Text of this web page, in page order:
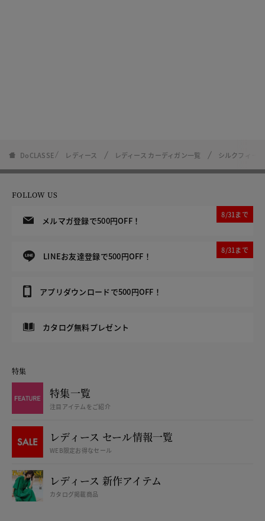
DoCLASSE レディース レディース カーディガン一覧 シルクフィー
FOLLOW US
メルマガ登録で500円OFF！
8/31まで
LINEお友達登録で500円OFF！
8/31まで
アプリダウンロードで500円OFF！
カタログ無料プレゼント
特集
特集一覧
注目アイテムをご紹介
レディース セール情報一覧
WEB限定お得なセール
レディース 新作アイテム
カタログ掲載商品